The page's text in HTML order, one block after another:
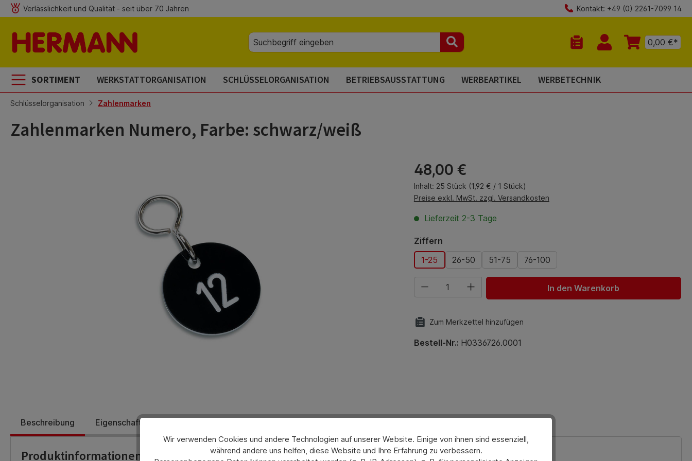
Hauptinhalt springen
Zur Suche springen
Zur Hauptnavigation springen
Verlässlichkeit und Qualität - seit über 70 Jahren Kontakt: +49 (0) 2261-7099 14
Du hast 0 Produkte auf dem
0,00 €*
SORTIMENT WERKSTATTORGANISATION SCHLÜSSELORGANISATION BETRIEBSAUSSTATTUNG WERBEARTIKEL WERBETECHNIK
Schlüsselorganisation Zahlenmarken
Zahlenmarken Numero, Farbe: schwarz/weiß
Regulärer Preis:
48,00 €
Inhalt: 25 Stück (1,92 € / 1 Stück)
Preise exkl. MwSt. zzgl. Versandkosten
Lieferzeit 2-3 Tage
Ziffernauswählen
1-25
26-50 51-75 76-100
Produkt Anzahl: Gib den gewünschten Wert ein oder benutze die
In den Warenkorb
Zum Merkzettel hinzufügen
Bestell-Nr.: H0336726.0001
Beschreibung Eigenschaften
Produktinformationen
Wir verwenden Cookies und andere Technologien auf unserer Website. Einige von ihnen sind essenziell,
während andere uns helfen, diese Website und Ihre Erfahrung zu verbessern.